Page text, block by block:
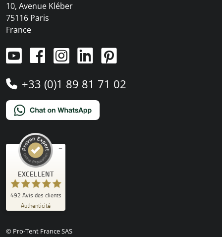
10, Avenue Kléber
75116 Paris
France
+33 (0)1 89 81 71 02
EXCELLENT
492 Avis des clients
Authenticité
Commentaires et expériences des clients pour
profils
EXCELLENT
© Pro-Tent France SAS